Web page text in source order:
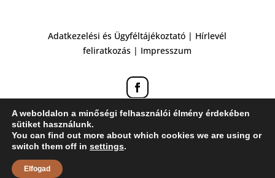
Adatkezelési és Ügyféltájékoztató | Hírlevél
feliratkozás | Impresszum
A weboldalon a minőségi felhasználói élmény érdekében
sütiket használunk.
You can find out more about which cookies we are using or
switch them off in settings.
Elfogad